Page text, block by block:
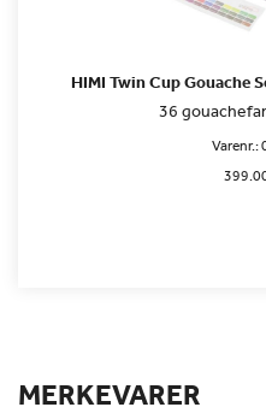
HIMI Twin Cup Gouache
36
Varenr.:
MERKEVARER